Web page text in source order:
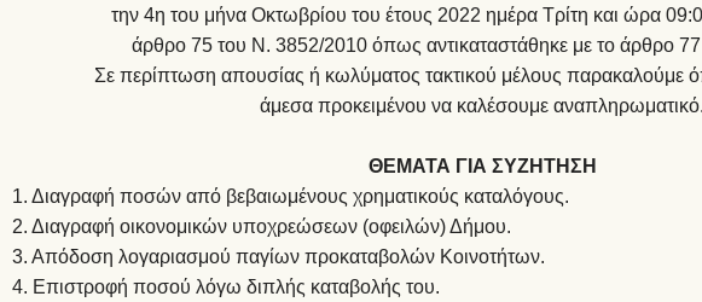
την 4η του μήνα Οκτωβρίου του έτους 2022 ημέρα Τρίτη και ώρα
άρθρο 75 του Ν. 3852/2010 όπως αντικαταστάθηκε με το άρθρο
Σε περίπτωση απουσίας ή κωλύματος τακτικού μέλους παρακαλούμε
άμεσα προκειμένου να καλέσουμε αναπληρωματικό.
ΘΕΜΑΤΑ ΓΙΑ ΣΥΖΗΤΗΣΗ
1. Διαγραφή ποσών από βεβαιωμένους χρηματικούς καταλόγους.
2. Διαγραφή οικονομικών υποχρεώσεων (οφειλών) Δήμου.
3. Απόδοση λογαριασμού παγίων προκαταβολών Κοινοτήτων.
4. Επιστροφή ποσού λόγω διπλής καταβολής του.